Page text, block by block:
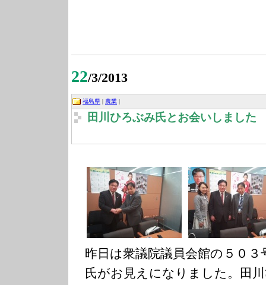
22/3/2013
福島県 | 農業 |
田川ひろぶみ氏とお会いしました
昨日は衆議院議員会館の５０
氏がお見えになりました。田